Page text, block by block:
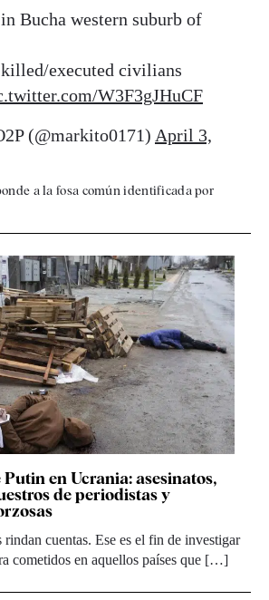
Bucha western suburb of
executed civilians
W3F3gJHuCF
(@markito0171) April 3,
a la fosa común identificada por
en Ucrania: asesinatos,
de periodistas y
rindan cuentas. Ese es el fin de investigar
cometidos en aquellos países que […]